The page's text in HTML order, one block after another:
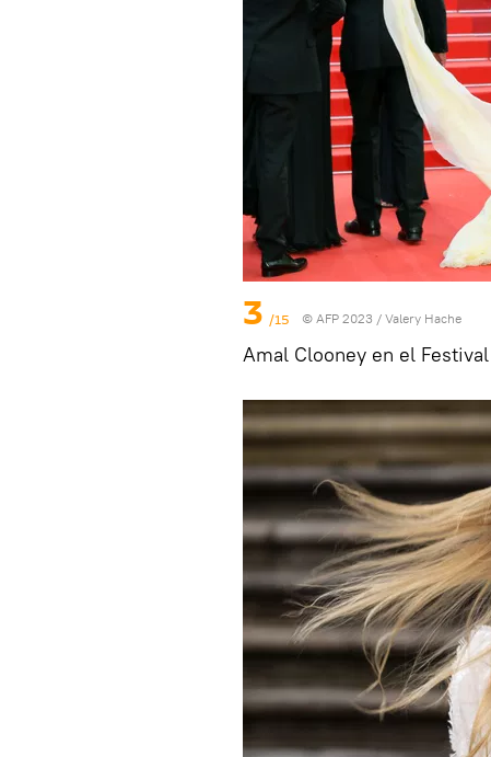
3 /15 © AFP 2023 / Valery Hache
Amal Clooney en el